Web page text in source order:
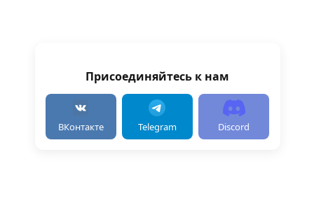
Присоединяйтесь к нам
ВКонтакте Telegram Discord